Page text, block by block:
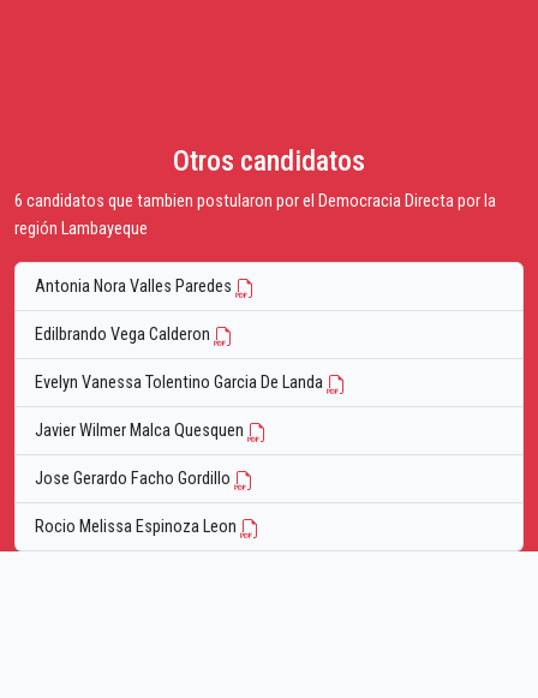
Otros candidatos
6 candidatos que tambien postularon por el Democracia Directa por la
región Lambayeque
Antonia Nora Valles Paredes
Edilbrando Vega Calderon
Evelyn Vanessa Tolentino Garcia De Landa
Javier Wilmer Malca Quesquen
Jose Gerardo Facho Gordillo
Rocio Melissa Espinoza Leon